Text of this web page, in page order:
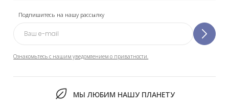
Подпишитесь на нашу рассылку
Ознакомьтесь с нашим уведомлением о приватности.
МЫ ЛЮБИМ НАШУ ПЛАНЕТУ